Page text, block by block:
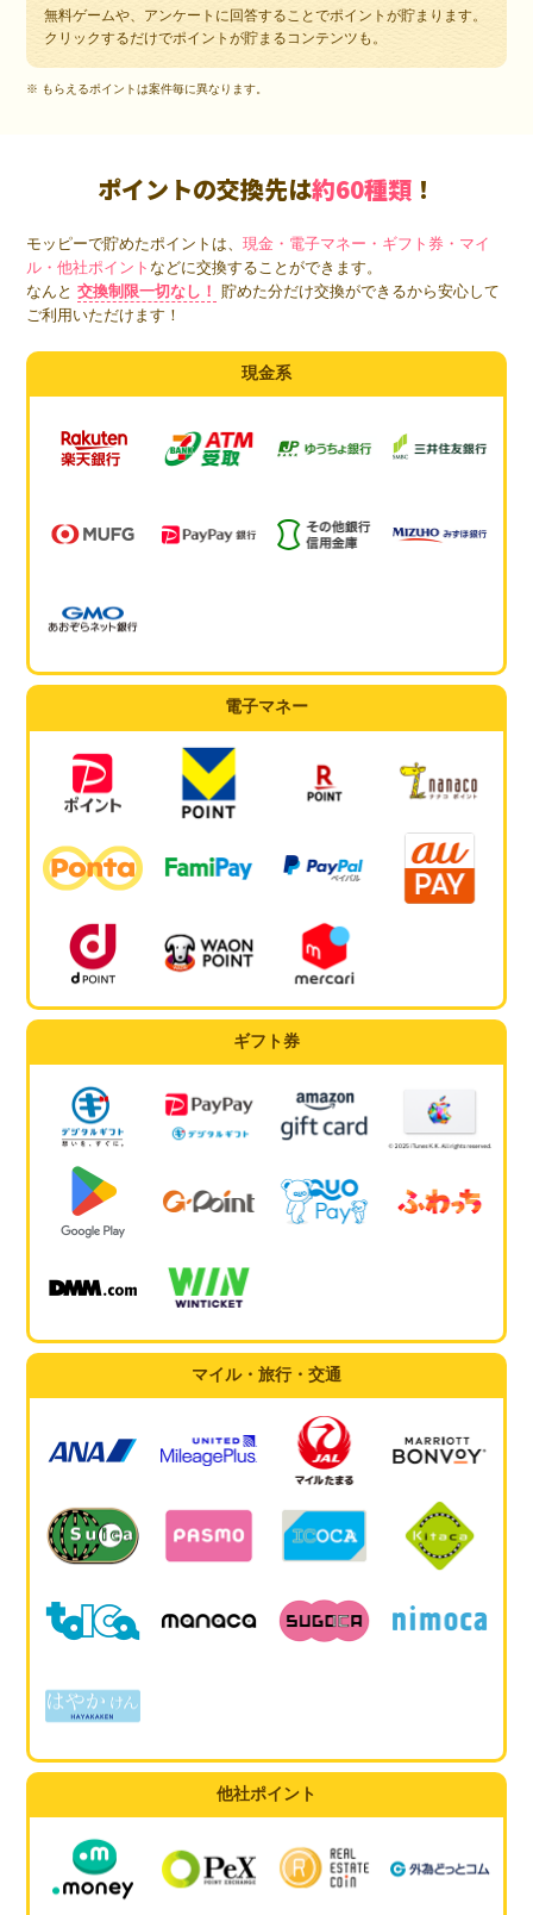
無料ゲームや、アンケートに回答することでポイントが貯まります。
クリックするだけでポイントが貯まるコンテンツも。
※ もらえるポイントは案件毎に異なります。
ポイントの交換先は約60種類 ！
モッピーで貯めたポイントは、現金・電子マネー・ギフト券・マイ
ル・他社ポイントなどに交換することができます。
なんと 交換制限一切なし！
貯めた分だけ交換ができるから安心して
ご利用いただけます！
現金系
電子マネー
ギフト券
マイル・旅行・交通
他社ポイント